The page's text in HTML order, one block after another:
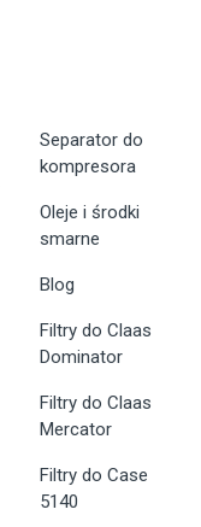
Separator do
kompresora
Oleje i środki
smarne
Blog
Filtry do Claas
Dominator
Filtry do Claas
Mercator
Filtry do Case
5140